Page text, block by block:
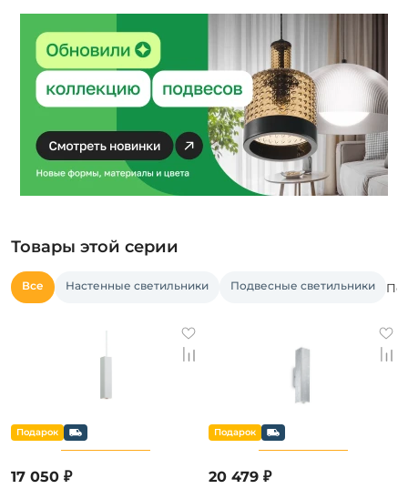
Товары этой серии
Все Настенные светильники Подвесные светильники
17 050 ₽ 20 479 ₽